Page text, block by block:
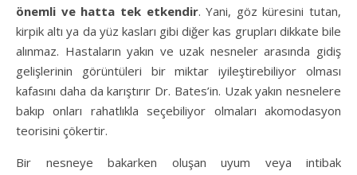
önemli ve hatta tek etkendir. Yani, göz küresini tutan,
kirpik altı ya da yüz kasları gibi diğer kas grupları dikkate bile
alınmaz. Hastaların yakın ve uzak nesneler arasında gidiş
gelişlerinin görüntüleri bir miktar iyileştirebiliyor olması
kafasını daha da karıştırır Dr. Bates’in. Uzak yakın nesnelere
bakıp onları rahatlıkla seçebiliyor olmaları akomodasyon
teorisini çökertir.
Bir nesneye bakarken oluşan uyum veya intibak